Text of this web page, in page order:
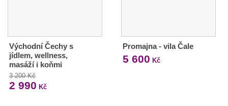
Východní Čechy s
jídlem, wellness,
masáží i koňmi
3 200 Kč
2 990 Kč
Promajna - vila Čale
5 600 Kč